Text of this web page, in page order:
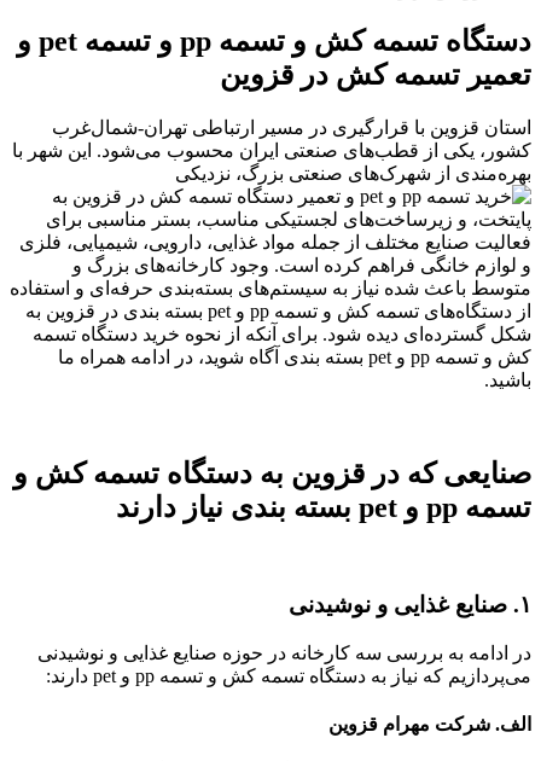
دستگاه تسمه کش و تسمه pp و تسمه pet و
تعمیر تسمه کش در قزوین
استان قزوین با قرارگیری در مسیر ارتباطی تهران-شمال‌غرب
کشور، یکی از قطب‌های صنعتی ایران محسوب می‌شود. این شهر با
بهره‌مندی از شهرک‌های صنعتی بزرگ، نزدیکی
به
پایتخت، و زیرساخت‌های لجستیکی مناسب، بستر مناسبی برای
فعالیت صنایع مختلف از جمله مواد غذایی، دارویی، شیمیایی، فلزی
و لوازم خانگی فراهم کرده است. وجود کارخانه‌های بزرگ و
متوسط باعث شده نیاز به سیستم‌های بسته‌بندی حرفه‌ای و استفاده
از دستگاه‌های تسمه کش و تسمه pp و pet بسته بندی در قزوین به
شکل گسترده‌ای دیده شود. برای آنکه از نحوه خرید دستگاه تسمه
کش و تسمه pp و pet بسته بندی آگاه شوید، در ادامه همراه ما
باشید.
صنایعی که در قزوین به دستگاه تسمه کش و
تسمه pp و pet بسته بندی نیاز دارند
۱. صنایع غذایی و نوشیدنی
در ادامه به بررسی سه کارخانه در حوزه صنایع غذایی و نوشیدنی
می‌پردازیم که نیاز به دستگاه تسمه کش و تسمه pp و pet دارند:
الف. شرکت مهرام قزوین